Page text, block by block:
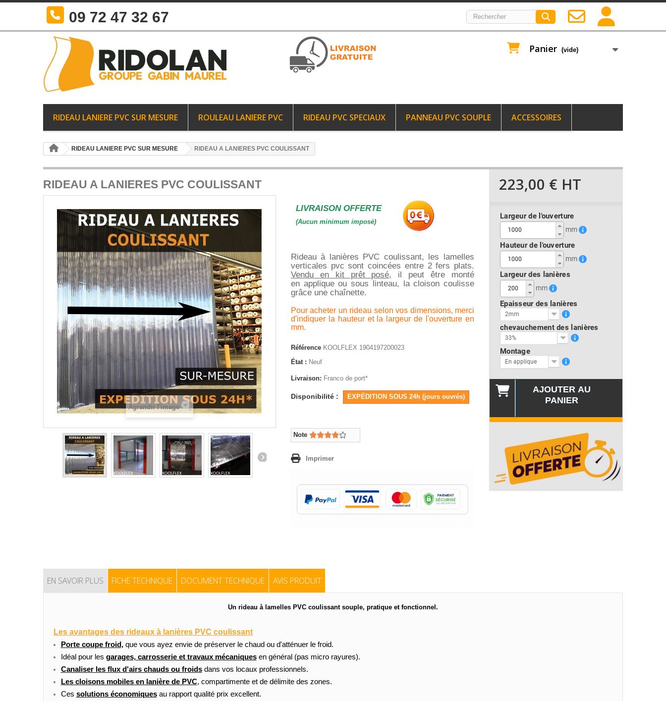
09 72 47 32 67
Panier (vide)
RIDEAU LANIERE PVC SUR MESURE ROULEAU LANIERE PVC RIDEAU PVC SPECIAUX PANNEAU PVC SOUPLE ACCESSOIRES
RIDEAU LANIERE PVC SUR MESURE RIDEAU A LANIERES PVC COULISSANT
RIDEAU A LANIERES PVC COULISSANT
Agrandir l'image
LIVRAISON OFFERTE
(Aucun minimum imposé)
Rideau à lanières PVC coulissant, les lamelles
verticales pvc sont coincées entre 2 fers plats.
Vendu en kit prêt posé, il peut être monté
en applique ou sous linteau, la cloison coulisse
grâce une chaînette.
Pour acheter un rideau selon vos dimensions, merci
d'indiquer la hauteur et la largeur de l'ouverture en
mm.
Référence KOOLFLEX 1904197200023
État : Neuf
Livraison: Franco de port*
Disponibilité : EXPÉDITION SOUS 24h (jours ouvrés)
Note
Imprimer
223,00 € HT
Largeur de l'ouverture
mm
Hauteur de l'ouverture
mm
Largeur des lanières
mm
Epaisseur des lanières
2mm
chevauchement des lanières
33%
Montage
En applique
AJOUTER AU
PANIER
EN SAVOIR PLUS FICHE TECHNIQUE DOCUMENT TECHNIQUE AVIS PRODUIT
Un rideau à lamelles PVC coulissant souple, pratique et fonctionnel.
Les avantages des rideaux à lanières PVC coulissant
Porte coupe froid, que vous ayez envie de préserver le chaud ou d'atténuer le froid.
Idéal pour les garages, carrosserie et travaux mécaniquesen général (pas micro rayures).
Canaliser les flux d'airs chauds ou froidsdans vos locaux professionnels.
Les cloisons mobiles en lanière de PVC, compartimente et de délimite des zones.
Ces solutions économiquesau rapport qualité prix excellent.